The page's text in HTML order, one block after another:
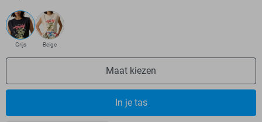
Grijs Beige
Maat kiezen
In je tas